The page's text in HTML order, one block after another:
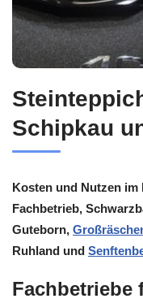
Schipkau
Kosten und Nutzen
Fachbetrieb,
Guteborn,
Ruhland und
Fachbetriebe